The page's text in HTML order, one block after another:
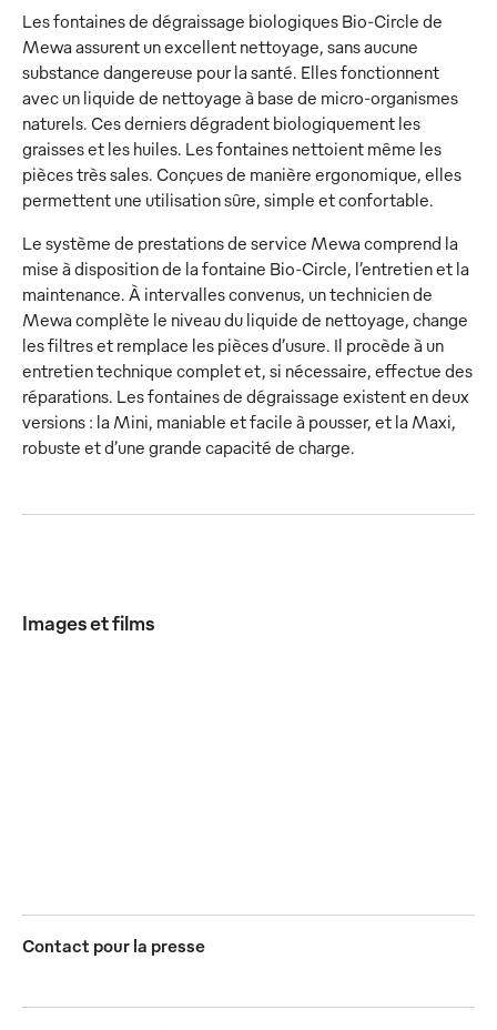
Les fontaines de dégraissage biologiques Bio-Circle de
Mewa assurent un excellent nettoyage, sans aucune
substance dangereuse pour la santé. Elles fonctionnent
avec un liquide de nettoyage à base de micro-organismes
naturels. Ces derniers dégradent biologiquement les
graisses et les huiles. Les fontaines nettoient même les
pièces très sales. Conçues de manière ergonomique, elles
permettent une utilisation sûre, simple et confortable.
Le système de prestations de service Mewa comprend la
mise à disposition de la fontaine Bio-Circle, l’entretien et la
maintenance. À intervalles convenus, un technicien de
Mewa complète le niveau du liquide de nettoyage, change
les filtres et remplace les pièces d’usure. Il procède à un
entretien technique complet et, si nécessaire, effectue des
réparations. Les fontaines de dégraissage existent en deux
versions : la Mini, maniable et facile à pousser, et la Maxi,
robuste et d’une grande capacité de charge.
Images et films
Contact pour la presse